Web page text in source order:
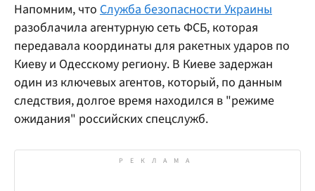
Напомним, что Служба безопасности Украины
разоблачила агентурную сеть ФСБ, которая
передавала координаты для ракетных ударов по
Киеву и Одесскому региону. В Киеве задержан
один из ключевых агентов, который, по данным
следствия, долгое время находился в "режиме
ожидания" российских спецслужб.